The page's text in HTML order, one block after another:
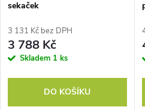
r
o
p
r
o
sekaček
3 131 Kč bez DPH
3 788 Kč
Skladem 1 ks
DO KOŠÍKU